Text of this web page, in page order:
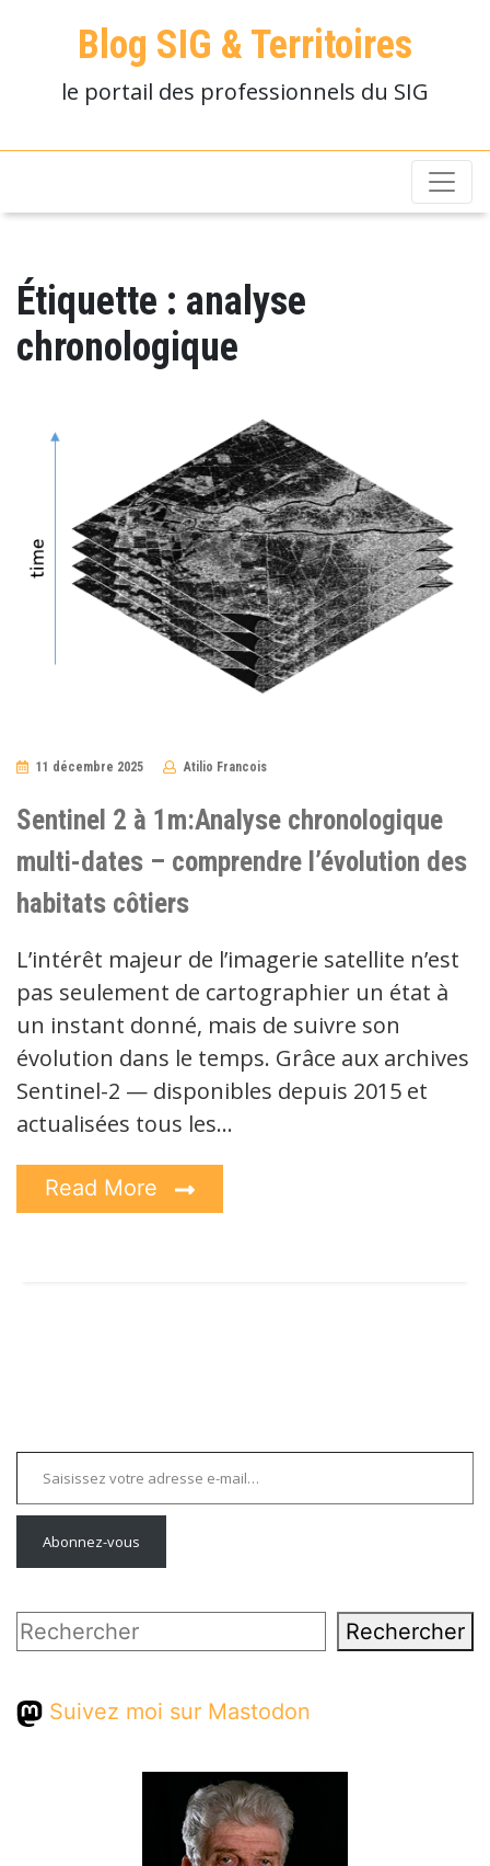
Blog SIG & Territoires
le portail des professionnels du SIG
Étiquette : analyse
chronologique
11 décembre 2025 Atilio Francois
Sentinel 2 à 1m:Analyse chronologique
multi-dates – comprendre l’évolution des
habitats côtiers
L’intérêt majeur de l’imagerie satellite n’est
pas seulement de cartographier un état à
un instant donné, mais de suivre son
évolution dans le temps. Grâce aux archives
Sentinel-2 — disponibles depuis 2015 et
actualisées tous les…
Read More
Saisissez votre adresse e-mail…
Abonnez-vous
Rechercher Rechercher
Suivez moi sur Mastodon